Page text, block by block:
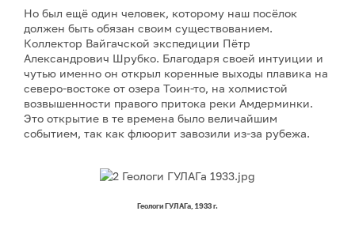
Но был ещё один человек, которому наш посёлок
должен быть обязан своим существованием.
Коллектор Вайгачской экспедиции Пётр
Александрович Шрубко. Благодаря своей интуиции и
чутью именно он открыл коренные выходы плавика на
северо-востоке от озера Тоин-то, на холмистой
возвышенности правого притока реки Амдерминки.
Это открытие в те времена было величайшим
событием, так как флюорит завозили из-за рубежа.
Геологи ГУЛАГа, 1933 г.